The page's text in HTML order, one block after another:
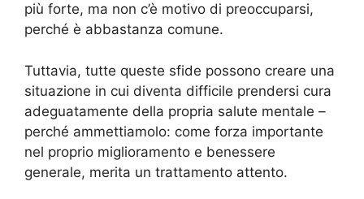
più forte, ma non c’è motivo di preoccuparsi,
perché è abbastanza comune.
Tuttavia, tutte queste sfide possono creare una
situazione in cui diventa difficile prendersi cura
adeguatamente della propria salute mentale –
perché ammettiamolo: come forza importante
nel proprio miglioramento e benessere
generale, merita un trattamento attento.